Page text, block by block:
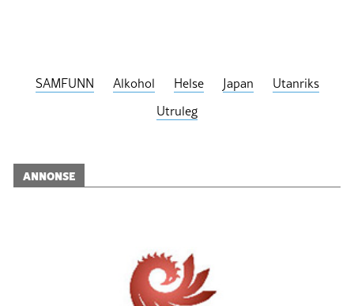
SAMFUNN Alkohol Helse Japan
Utanriks
Utruleg
ANNONSE